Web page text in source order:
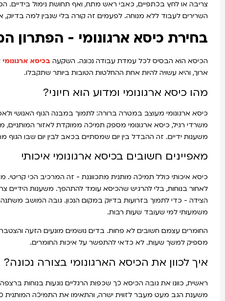
צריבה או לחץ בכתפיים, כאבי ראש מתח, ואף תחושת נימול בידיים.
השרירים לעבוד ללא מנוחה. לפעמים זה קורה בלי שנבין למה בדיוק,
בחירת כיסא ארגונומי - הפתרון
הכיסא הוא הבסיס לכל עמדת עבודה נכונה. השקעה בכיסא ארגונומי
ארוך, והיא עשויה להיות אחת ההחלטות הטובות ביותר שתקבלו.
מהו כיסא ארגונומי ומדוע הוא חיוני?
כיסא ארגונומי מעוצב במטרה ברורה: לתמוך במבנה הגוף האנושי
משרדי רגיל, כיסא ארגונומי מספק תמיכה ממוקדת לאזור המותניים,
משענות ידיים. זה ההבדל בין יום שמסתיים בכאב לבין יום שבו
מאפיינים חשובים בכיסא ארגונומי איכותי
כיסא איכותי כולל תמיכה מותנית מתכווננת - זה המרכיב הכי קריטי.
לאחור בנוחות, בלי להרגיש שהכיסא עומד להתהפך. משענות הידיים
הצידה - כדי לתמוך בזרועות בדיוק במקום הנכון. גובה המושב
משמעותי למי שעובד שעות רבות.
החומרים עצמם חשובים לא פחות. בדים נושמים מונעים הזעה
מספיק למשך שעות. לא כדאי להתפשר על איכות החומרים.
איך לכוון את הכיסא הארגונומי בצורה נכונה?
משענת הגב מעט מעבר לזווית ישרה, והתאימו את התמיכה המותנית